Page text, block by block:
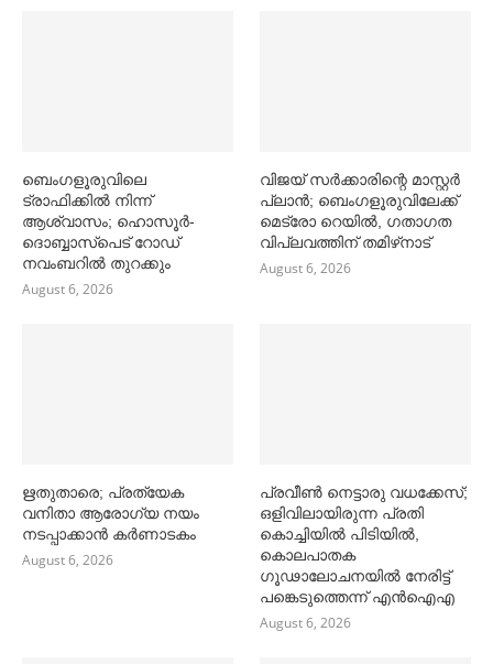
ബെംഗളൂരുവിലെ
ട്രാഫിക്കില്‍ നിന്ന്
ആശ്വാസം; ഹൊസൂര്‍-
ദൊബ്ബാസ്പെട് റോഡ്
നവംബറില്‍ തുറക്കും
August 6, 2026
വിജയ് സര്‍ക്കാരിന്റെ മാസ്റ്റര്‍
പ്ലാന്‍; ബെംഗളൂരുവിലേക്ക്
മെട്രോ റെയില്‍, ഗതാഗത
വിപ്ലവത്തിന് തമിഴ്‌നാട്
August 6, 2026
ഋതുതാരെ; പ്രത്യേക
വനിതാ ആരോഗ്യ നയം
നടപ്പാക്കാൻ കര്‍ണാടകം
August 6, 2026
പ്രവീൺ നെട്ടാരു വധക്കേസ്;
ഒളിവിലായിരുന്ന പ്രതി
കൊച്ചിയിൽ പിടിയിൽ,
കൊലപാതക
ഗൂഢാലോചനയിൽ നേരിട്ട്
പങ്കെടുത്തെന്ന് എൻഐഎ
August 6, 2026